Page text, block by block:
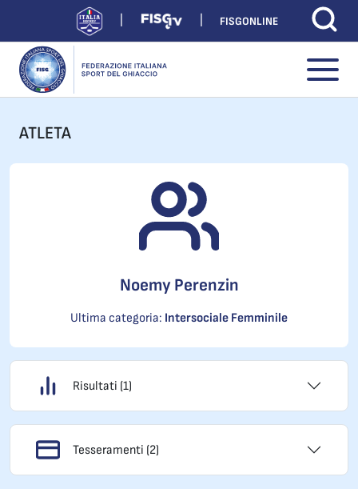
FISGONLINE
ATLETA
Noemy Perenzin
Ultima categoria: Intersociale Femminile
Risultati (1)
Tesseramenti (2)